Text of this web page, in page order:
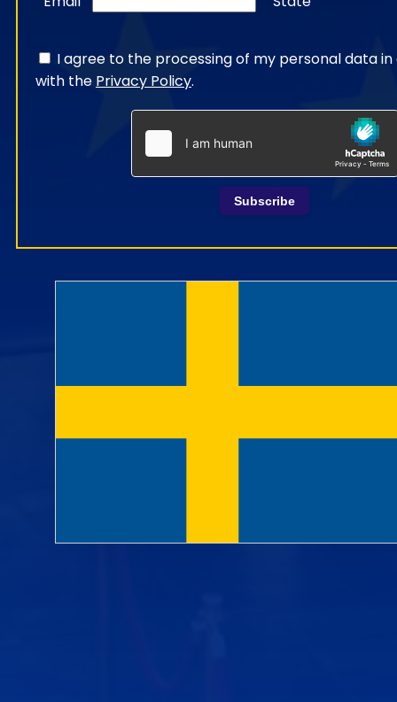
I agree to the processing of my personal data
with the Privacy Policy.
Subscribe